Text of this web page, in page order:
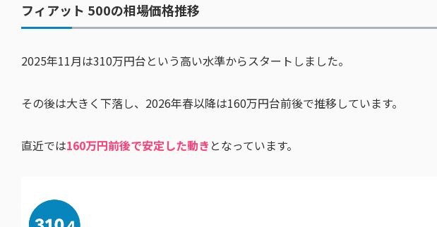
フィアット 500の相場価格推移
2025年11月は310万円台という高い水準からスタートしました。
その後は大きく下落し、2026年春以降は160万円台前後で推移しています。
直近では160万円前後で安定した動き となっています。